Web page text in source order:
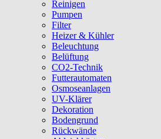
Reinigen
Pumpen
Filter
Heizer & Kühler
Beleuchtung
Belüftung
CO2-Technik
Futterautomaten
Osmoseanlagen
UV-Klärer
Dekoration
Bodengrund
Rückwände